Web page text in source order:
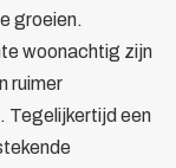
groeien.
woonachtig zijn
ruimer
Tegelijkertijd een